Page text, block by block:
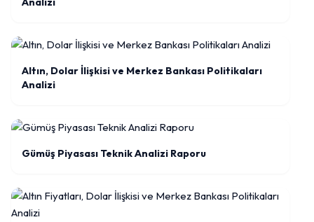
Altın, Dolar İlişkisi ve Merkez Bankası Politikaları
Analizi
Gümüş Piyasası Teknik Analizi Raporu